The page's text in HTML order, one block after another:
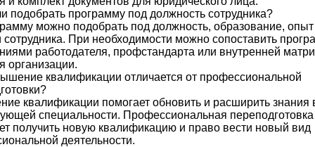
подобрать программу под должность сотрудника?
можно подобрать под должность, образование,
сотрудника. При необходимости можно сопоставить
работодателя, профстандарта или внутренней
организации.
квалификации отличается от профессиональной
квалификации помогает обновить и расширить знания
специальности. Профессиональная переподготовка
получить новую квалификацию и право вести новый вид
деятельности.